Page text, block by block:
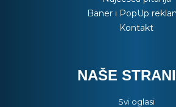
Baner i PopUp
Kontakt
NAŠE
Svi oglasi